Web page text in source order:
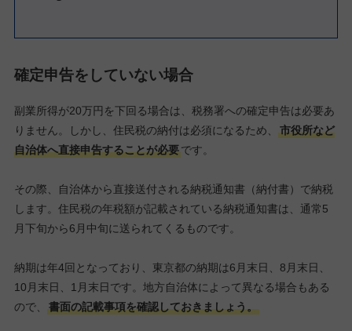
確定申告をしていない場合
副業所得が20万円を下回る場合は、税務署への確定申告は必要あ
りません。しかし、住民税の納付は必須になるため、
市役所など
自治体へ直接申告することが必要です。
その際、自治体から直接送付される納税通知書（納付書）で納税
します。住民税の年税額が記載されている納税通知書は、通常5
月下旬から6月中旬に送られてくるものです。
納期は年4回となっており、東京都の納期は6月末日、8月末日、
10月末日、1月末日です。地方自治体によって異なる場合もある
ので、
書面の記載事項を確認しておきましょう。